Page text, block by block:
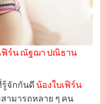
ฟิร์น ณัฐฌา ปณิธาน
จักกันดี น้องใบเฟิร์น
ามารถหลาย ๆ คน